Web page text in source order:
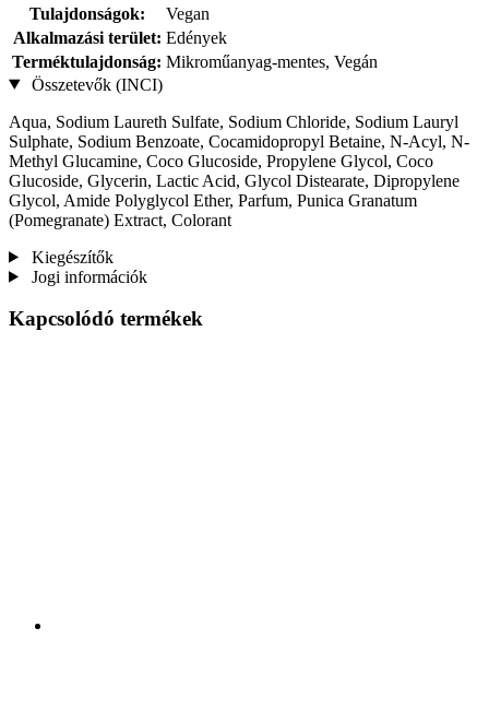
Tulajdonságok:
Vegan
Alkalmazási terület: Edények
Terméktulajdonság: Mikroműanyag-mentes, Vegán
Összetevők (INCI)
Aqua, Sodium Laureth Sulfate, Sodium Chloride, Sodium Lauryl
Sulphate, Sodium Benzoate, Cocamidopropyl Betaine, N-Acyl, N-
Methyl Glucamine, Coco Glucoside, Propylene Glycol, Coco
Glucoside, Glycerin, Lactic Acid, Glycol Distearate, Dipropylene
Glycol, Amide Polyglycol Ether, Parfum, Punica Granatum
(Pomegranate) Extract, Colorant
Kiegészítők
Jogi információk
Kapcsolódó termékek